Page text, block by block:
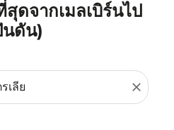
ดจากเมลเบิร์นไป
นดัน)
close
ณ (ต้นทางและ/หรือปลายทาง) หรื